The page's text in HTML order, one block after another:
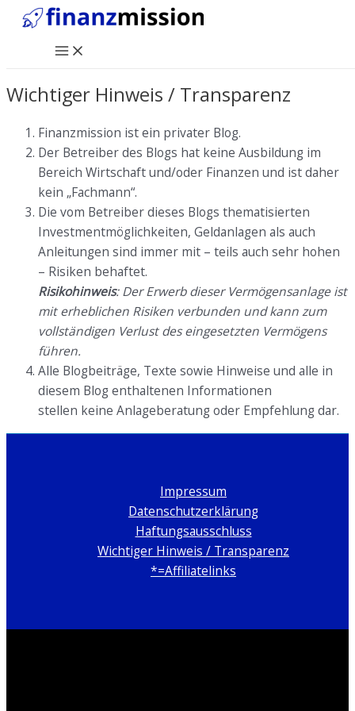
Zum
springenMain
Menu
Wichtiger Hinweis / Transparenz
Finanzmission ist ein privater Blog.
Der Betreiber des Blogs hat keine Ausbildung im
Bereich Wirtschaft und/oder Finanzen und ist daher
kein „Fachmann“.
Die vom Betreiber dieses Blogs thematisierten
Investmentmöglichkeiten, Geldanlagen als auch
Anleitungen sind immer mit – teils auch sehr hohen
– Risiken behaftet.
Risikohinweis: Der Erwerb dieser Vermögensanlage ist
mit erheblichen Risiken verbunden und kann zum
vollständigen Verlust des eingesetzten Vermögens
führen.
Alle Blogbeiträge, Texte sowie Hinweise und alle in
diesem Blog enthaltenen Informationen
stellen keine Anlageberatung oder Empfehlung dar.
Impressum
Datenschutzerklärung
Haftungsausschluss
Wichtiger Hinweis / Transparenz
*=Affiliatelinks